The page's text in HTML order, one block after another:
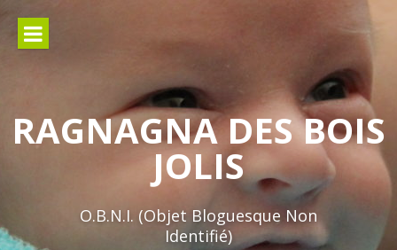
contenu
RAGNAGNA DES BOIS
JOLIS
O.B.N.I. (Objet Bloguesque Non
Identifié)